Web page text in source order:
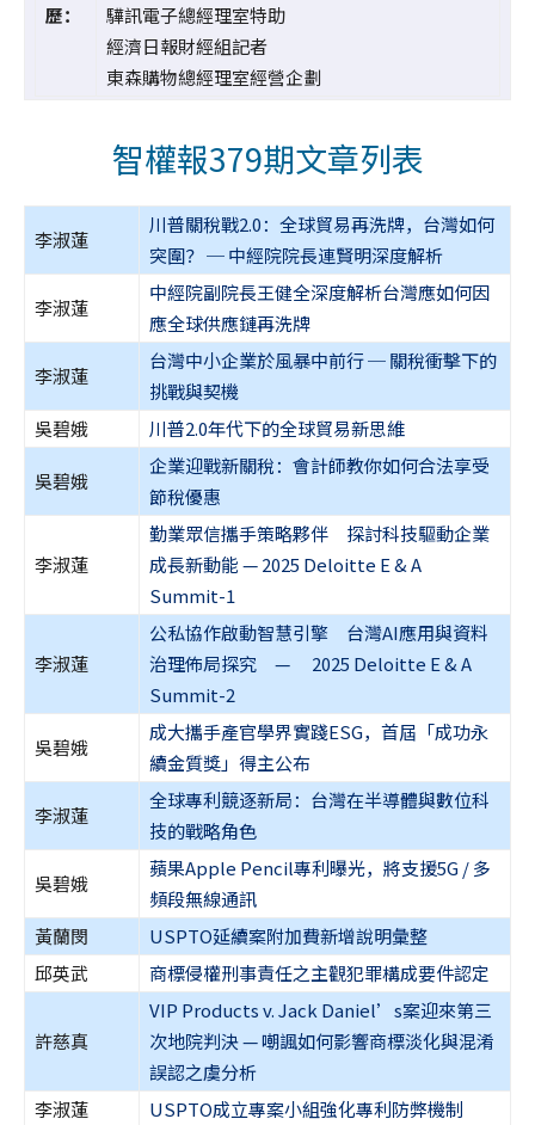
歷：
驊訊電子總經理室特助
經濟日報財經組記者
東森購物總經理室經營企劃
智權報379期文章列表
李淑蓮
川普關稅戰2.0：全球貿易再洗牌，台灣如何
突圍？ ─ 中經院院長連賢明深度解析
李淑蓮
中經院副院長王健全深度解析台灣應如何因
應全球供應鏈再洗牌
李淑蓮
台灣中小企業於風暴中前行 ─ 關稅衝擊下的
挑戰與契機
吳碧娥
川普2.0年代下的全球貿易新思維
吳碧娥
企業迎戰新關稅：會計師教你如何合法享受
節稅優惠
李淑蓮
勤業眾信攜手策略夥伴 探討科技驅動企業
成長新動能 — 2025 Deloitte E & A
Summit-1
李淑蓮
公私協作啟動智慧引擎 台灣AI應用與資料
治理佈局探究 — 2025 Deloitte E & A
Summit-2
吳碧娥
成大攜手產官學界實踐ESG，首屆「成功永
續金質獎」得主公布
李淑蓮
全球專利競逐新局：台灣在半導體與數位科
技的戰略角色
吳碧娥
蘋果Apple Pencil專利曝光，將支援5G / 多
頻段無線通訊
黃蘭閔
USPTO延續案附加費新增說明彙整
邱英武
商標侵權刑事責任之主觀犯罪構成要件認定
許慈真
VIP Products v. Jack Daniel’s案迎來第三
次地院判決 — 嘲諷如何影響商標淡化與混淆
誤認之虞分析
李淑蓮
USPTO成立專案小組強化專利防弊機制